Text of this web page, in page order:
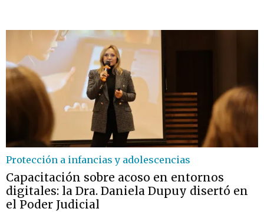
Protección a infancias y adolescencias
Capacitación sobre acoso en entornos
digitales: la Dra. Daniela Dupuy disertó en
el Poder Judicial